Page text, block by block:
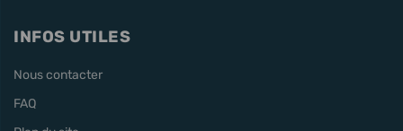
INFOS UTILES
Nous contacter
FAQ